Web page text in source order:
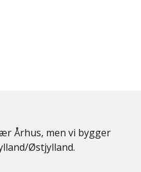
Århus, men vi bygger
Østjylland.